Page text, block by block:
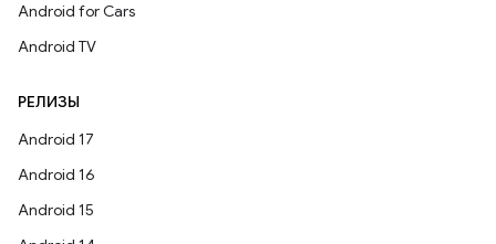
Android for Cars
Android TV
РЕЛИЗЫ
Android 17
Android 16
Android 15